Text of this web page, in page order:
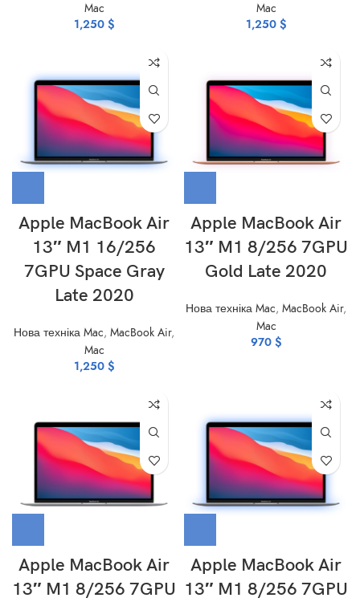
Mac
1,250 $
Mac
1,250 $
Apple MacBook Air
13″ M1 16/256
7GPU Space Gray
Late 2020
Нова техніка Mac, MacBook Air,
Mac
1,250 $
Apple MacBook Air
13″ M1 8/256 7GPU
Gold Late 2020
Нова техніка Mac, MacBook Air,
Mac
970 $
Apple MacBook Air
13″ M1 8/256 7GPU
Apple MacBook Air
13″ M1 8/256 7GPU